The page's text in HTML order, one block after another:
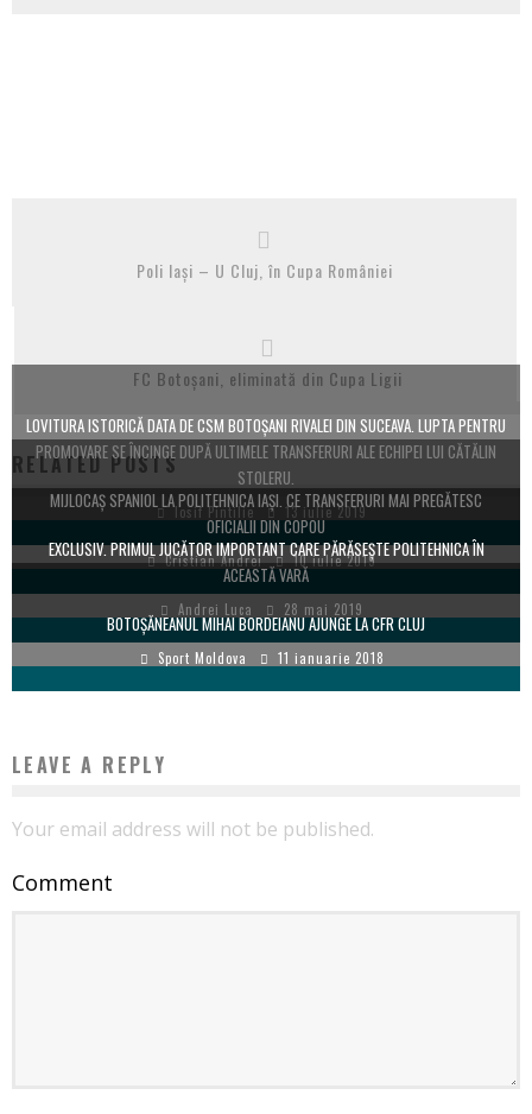
Poli Iași – U Cluj, în Cupa României
FC Botoșani, eliminată din Cupa Ligii
RELATED POSTS
LOVITURA ISTORICĂ DATA DE CSM BOTOȘANI RIVALEI DIN SUCEAVA. LUPTA PENTRU
PROMOVARE SE ÎNCINGE DUPĂ ULTIMELE TRANSFERURI ALE ECHIPEI LUI CĂTĂLIN
STOLERU.
Iosif Pintilie 13 iulie 2019
MIJLOCAŞ SPANIOL LA POLITEHNICA IAŞI. CE TRANSFERURI MAI PREGĂTESC
OFICIALII DIN COPOU
Cristian Andrei 10 iulie 2019
EXCLUSIV. PRIMUL JUCĂTOR IMPORTANT CARE PĂRĂSEȘTE POLITEHNICA ÎN
ACEASTĂ VARĂ
Andrei Luca 28 mai 2019
BOTOȘĂNEANUL MIHAI BORDEIANU AJUNGE LA CFR CLUJ
Sport Moldova 11 ianuarie 2018
LEAVE A REPLY
Your email address will not be published.
Comment